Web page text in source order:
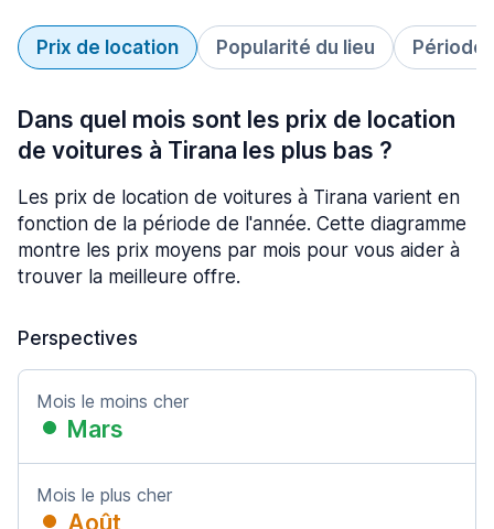
Prix de location Popularité du lieu Période
Dans quel mois sont les prix de location
de voitures à Tirana les plus bas ?
Les prix de location de voitures à Tirana varient en
fonction de la période de l'année. Cette diagramme
montre les prix moyens par mois pour vous aider à
trouver la meilleure offre.
Perspectives
Mois le moins cher
Mars
Mois le plus cher
Août